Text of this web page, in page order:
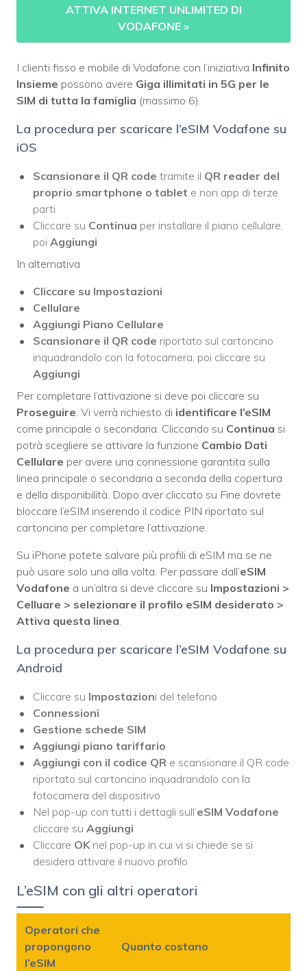
ATTIVA INTERNET UNLIMITED DI
VODAFONE »
I clienti fisso e mobile di Vodafone con l’iniziativa Infinito
Insieme possono avere Giga illimitati in 5G per le
SIM di tutta la famiglia (massimo 6).
La procedura per scaricare l’eSIM Vodafone su
iOS
Scansionare il QR code tramite il QR reader del
proprio smartphone o tablet e non app di terze
parti
Cliccare su Continua per installare il piano cellulare,
poi Aggiungi
In alternativa
Cliccare su Impostazioni
Cellulare
Aggiungi Piano Cellulare
Scansionare il QR code riportato sul cartoncino
inquadrandolo con la fotocamera, poi cliccare su
Aggiungi
Per completare l’attivazione si deve poi cliccare su
Proseguire. Vi verrà richiesto di identificare l’eSIM
come principale o secondaria. Cliccando su Continua si
potrà scegliere se attivare la funzione Cambio Dati
Cellulare per avere una connessione garantita sulla
linea principale o secondaria a seconda della copertura
e della disponibilità. Dopo aver cliccato su Fine dovrete
bloccare l’eSIM inserendo il codice PIN riportato sul
cartoncino per completare l’attivazione.
Su iPhone potete salvare più profili di eSIM ma se ne
può usare solo una alla volta. Per passare dall’eSIM
Vodafone a un’altra si deve cliccare su Impostazioni >
Celluare > selezionare il profilo eSIM desiderato >
Attiva questa linea.
La procedura per scaricare l’eSIM Vodafone su
Android
Cliccare su Impostazioni del telefono
Connessioni
Gestione schede SIM
Aggiungi piano tariffario
Aggiungi con il codice QR e scansionare il QR code
riportato sul cartoncino inquadrandolo con la
fotocamera del dispositivo
Nel pop-up con tutti i dettagli sull’eSIM Vodafone
cliccare su Aggiungi
Cliccare OKnel pop-up in cui vi si chiede se si
desidera attivare il nuovo profilo
L’eSIM con gli altri operatori
Operatori che
propongono
l’eSIM
Quanto costano